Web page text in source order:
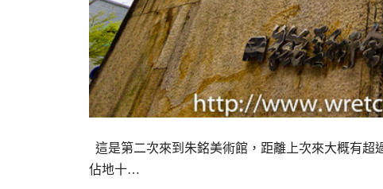
這是第二次來到朱銘美術館，距離上次來大概有
佔地十…